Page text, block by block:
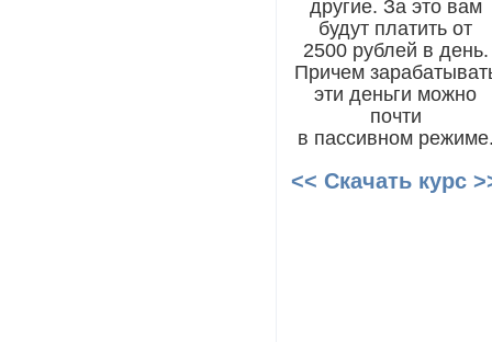
другие. За это вам
будут платить от
2500 рублей в день.
Причем
эти деньги можно
почти
в пассивном
<< Скачать курс